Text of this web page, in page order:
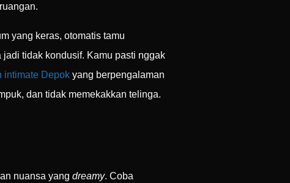
yang keras, otomatis tamu
tidak kondusif. Kamu pasti nggak
intimate Depok yang berpengalaman
dan tidak memekakkan telinga.
nuansa yang dreamy. Coba